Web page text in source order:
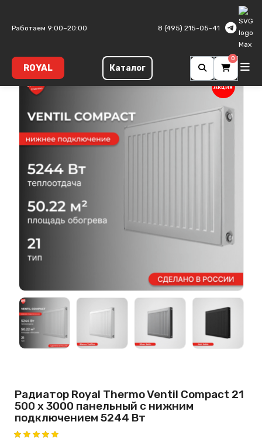
Работаем 9:00–20:00 8 (495) 215-05-41
ROYAL Каталог
0
Тип 21
Акция
Радиатор Royal Thermo Ventil Compact 21
500 х 3000 панельный с нижним
подключением 5244 Вт